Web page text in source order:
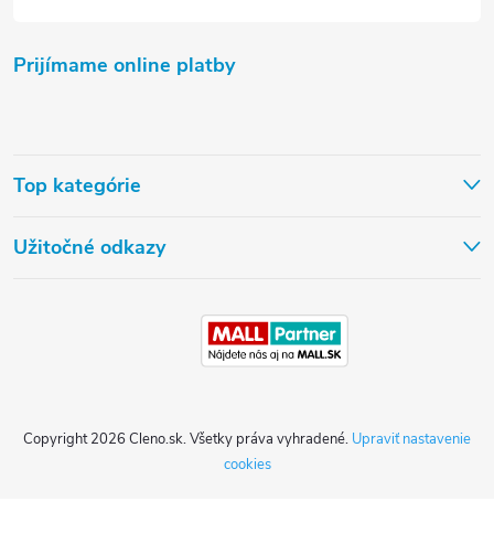
Prijímame online platby
Top kategórie
Užitočné odkazy
Copyright 2026 Cleno.sk. Všetky práva vyhradené. Upraviť nastavenie
cookies